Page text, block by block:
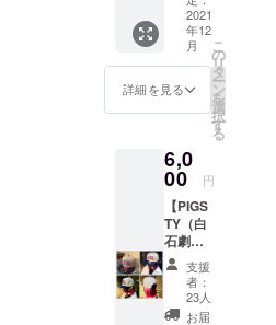
SLEEPI
AIDES
&RAZO
RBLAD
Arcadia
starshi
p) 田辺
リョウ
スケ(zo-
sun
park) ダ
ウン
ロード
コード
付き
E』
2021年
10月、
平岸に
ン。高
品質・
コー
ヒー豆
を小型
の焙煎
機で少
量ずつ
丁寧に
焙煎し
ていま
す。 ※
粉」 厳
選した
各国の
コー
ヒー豆
した、
どなた
でも飲
みやす
く親し
みやす
い
PIGSTY
オリジ
ナルブ
隠れ
家。
PIGSTY
で行わ
れる
イベン
トでの
ドリン
クブー
ス出店
や、お
店の周
年イベ
ントな
どでは
「ナッ
クル
ヘッ
ド」の
パー
カー。
PIGSTY
ンがお
世話に
なった
大切な
場所の
一つ。
この
パー
カーは
PIGSTY
2021
年12
月
詳細を見る
こ
の
リ
タ
ー
ン
を
選
択
す
る
6,0
00 円
【PIGS
TY（白
石劇
場）帽
子A】
BODY
：OTTO
支援
者：
23人
お届